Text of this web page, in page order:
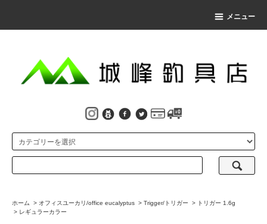
メニュー
ホーム > オフィスユーカリ/office eucalyptus > Trigger/トリガー > トリガー 1.6g
> レギュラーカラー